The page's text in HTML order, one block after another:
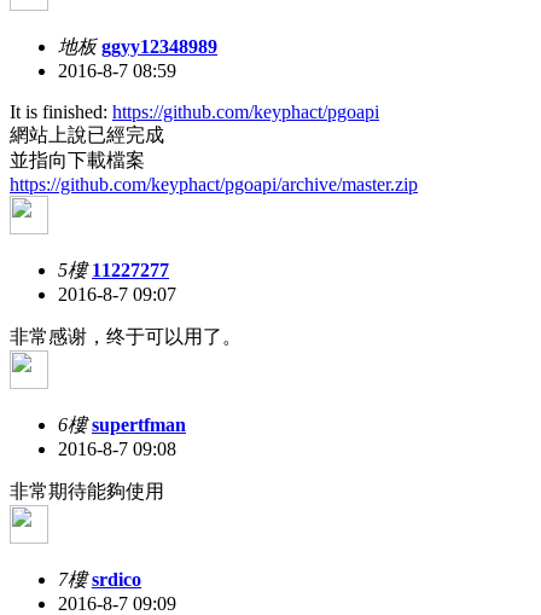
地板 ggyy12348989
2016-8-7 08:59
It is finished: https://github.com/keyphact/pgoapi
網站上說已經完成
並指向下載檔案
https://github.com/keyphact/pgoapi/archive/master.zip
5樓 11227277
2016-8-7 09:07
非常感谢，终于可以用了。
6樓 supertfman
2016-8-7 09:08
非常期待能夠使用
7樓 srdico
2016-8-7 09:09